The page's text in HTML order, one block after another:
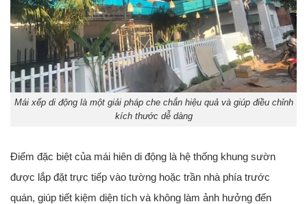
Mái xếp di động là một giải pháp che chắn hiệu quả và giúp điều chỉnh
kích thước dễ dàng
Điểm đặc biệt của mái hiên di động là hệ thống khung sườn
được lắp đặt trực tiếp vào tường hoặc trần nhà phía trước
quán, giúp tiết kiệm diện tích và không làm ảnh hưởng đến